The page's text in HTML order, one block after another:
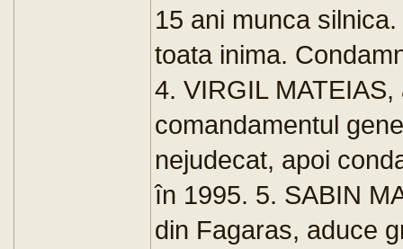
15 ani munca
toata inima.
4. VIRGIL
comandamentul
nejudecat, apoi
în 1995. 5. SABIN
din Fagaras, aduce